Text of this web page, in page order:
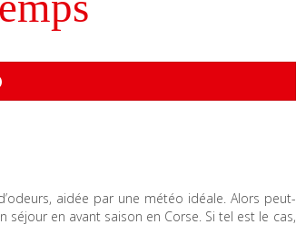
aidée par une météo idéale. Alors peut-
en avant saison en Corse. Si tel est le cas,